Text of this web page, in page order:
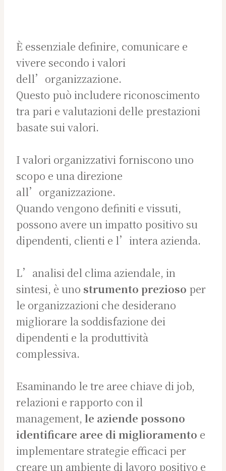
È essenziale definire, comunicare e
vivere secondo i valori
dell’organizzazione.
Questo può includere riconoscimento
tra pari e valutazioni delle prestazioni
basate sui valori.
I valori organizzativi forniscono uno
scopo e una direzione
all’organizzazione.
Quando vengono definiti e vissuti,
possono avere un impatto positivo su
dipendenti, clienti e l’intera azienda.
L’analisi del clima aziendale, in
sintesi, è uno strumento prezioso per
le organizzazioni che desiderano
migliorare la soddisfazione dei
dipendenti e la produttività
complessiva.
Esaminando le tre aree chiave di job,
relazioni e rapporto con il
management, le aziende possono
identificare aree di miglioramento e
implementare strategie efficaci per
creare un ambiente di lavoro positivo e